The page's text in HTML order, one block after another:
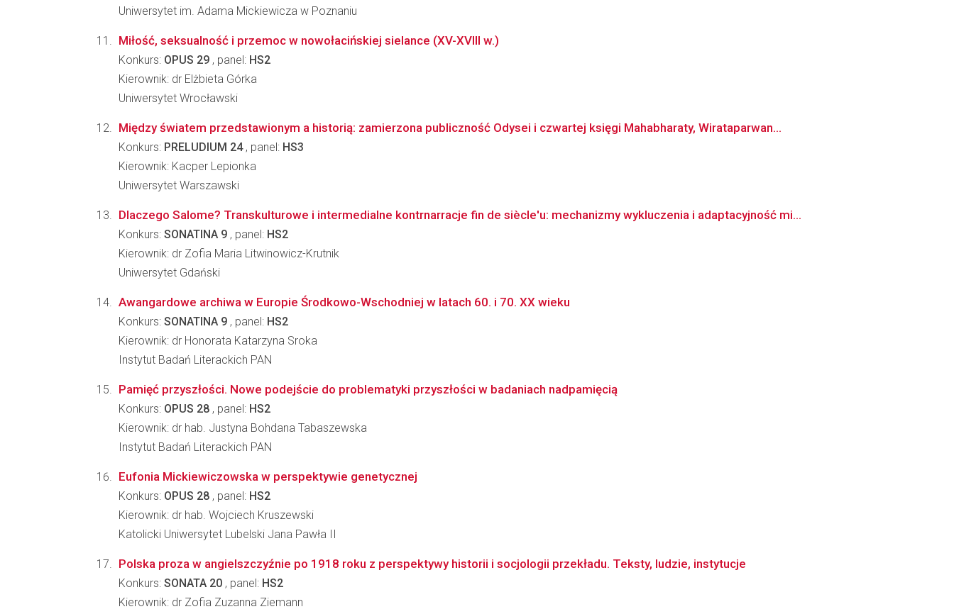
Uniwersytet im. Adama Mickiewicza w Poznaniu
Miłość, seksualność i przemoc w nowołacińskiej sielance (XV-XVIII w.)
Konkurs: OPUS 29 , panel: HS2
Kierownik: dr Elżbieta Górka
Uniwersytet Wrocławski
Między światem przedstawionym a historią: zamierzona publiczność Odysei i czwartej księgi Mahabharaty, Wirataparwan...
Konkurs: PRELUDIUM 24, panel: HS3
Kierownik: Kacper Lepionka
Uniwersytet Warszawski
Dlaczego Salome? Transkulturowe i intermedialne kontrnarracje fin de siècle'u: mechanizmy wykluczenia i adaptacyjność mi...
Konkurs: SONATINA 9 , panel: HS2
Kierownik: dr Zofia Maria Litwinowicz-Krutnik
Uniwersytet Gdański
Awangardowe archiwa w Europie Środkowo-Wschodniej w latach 60. i 70. XX wieku
Konkurs: SONATINA 9 , panel: HS2
Kierownik: dr Honorata Katarzyna Sroka
Instytut Badań Literackich PAN
Pamięć przyszłości. Nowe podejście do problematyki przyszłości w badaniach nadpamięcią
Konkurs: OPUS 28 , panel: HS2
Kierownik: dr hab. Justyna Bohdana Tabaszewska
Instytut Badań Literackich PAN
Eufonia Mickiewiczowska w perspektywie genetycznej
Konkurs: OPUS 28 , panel: HS2
Kierownik: dr hab. Wojciech Kruszewski
Katolicki Uniwersytet Lubelski Jana Pawła II
Polska proza w angielszczyźnie po 1918 roku z perspektywy historii i socjologii przekładu. Teksty, ludzie, instytucje
Konkurs: SONATA 20 , panel: HS2
Kierownik: dr Zofia Zuzanna Ziemann